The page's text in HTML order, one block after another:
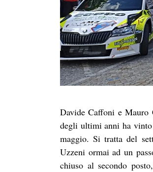
Davide Caffoni e Mauro
degli ultimi anni ha vinto
maggio. Si tratta del
Uzzeni ormai ad un
chiuso al secondo